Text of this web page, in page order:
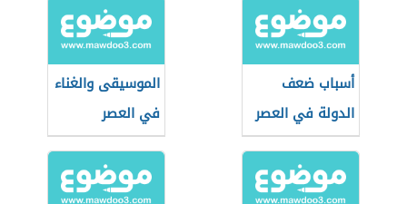
أسباب ضعف
الدولة في العصر
العباسي الثاني؟
الموسيقى والغناء
في العصر
العباسي الأول